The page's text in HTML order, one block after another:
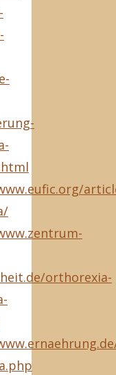
orthorexia-